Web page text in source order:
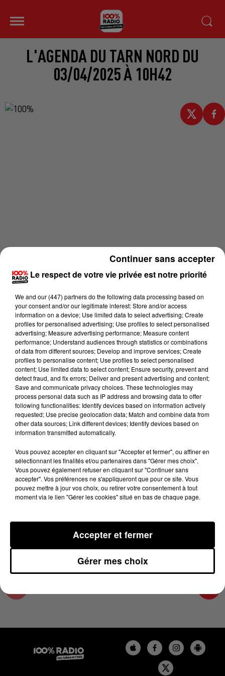
L'AGENDA DU TARN NORD DU
03/04/2025 À 10H42
Lecture (1 min 15 sec)
100%
100% Radio l'agenda du Tarn nord
3 avril 2025 - 1 min 15 sec
L'AGENDA DU TARN NORD DU 03/04/2025 À
10H42
L'AGENDA DU TARN NORD
Le respect de votre vie privée est notre priorité
We and our (447) partnersdo the following data processing based on
your consent and/or our legitimate interest: Store and/or access
information on a device; Use limited data to select advertising; Create
profiles for personalised advertising; Use profiles to select personalised
advertising; Measure advertising performance; Measure content
performance; Understand audiences through statistics or combinations
of data from different sources; Develop and improve services; Create
profiles to personalise content; Use profiles to select personalised
content; Use limited data to select content; Ensure security, prevent and
detect fraud, and fix errors; Deliver and present advertising and content;
Save and communicate privacy choices. These technologies may
process personal data such as IP address and browsing data to offer
following functionalities: Identify devices based on information actively
requested; Use precise geolocation data; Match and combine data from
other data sources; Link different devices; Identify devices based on
information transmitted automatically.
Vous pouvez accepter en cliquant sur "Accepter et fermer", ou affiner en
sélectionnant les finalités et/ou partenaires dans "Gérer mes choix".
Vous pouvez également refuser en cliquant sur "Continuer sans
accepter". Vos préférences ne s'appliqueront que pour ce site. Vous
pouvez mettre à jour vos choix, ou retirer votre consentement à tout
moment via le lien "Gérer les cookies" situé en bas de chaque page.
Gérer mes choix
Accepter et fermer
Continuer sans accepter